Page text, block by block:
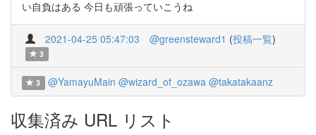
い自負はある 今日も頑張っていこうね
2021-04-25 05:47:03 @greensteward1 (投稿一覧)
3
3 @YamayuMain @wizard_of_ozawa @takatakaanz
収集済み URL リスト